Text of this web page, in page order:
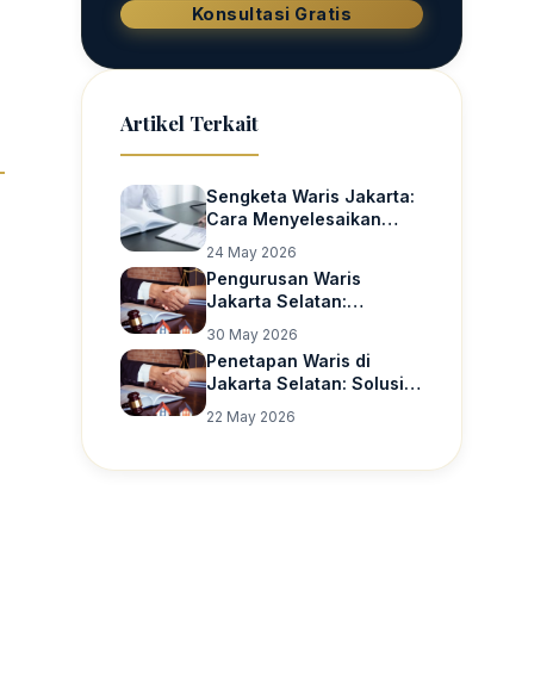
Konsultasi Gratis
Artikel Terkait
Sengketa Waris Jakarta:
Cara Menyelesaikan
Warisan Secara Hukum
24 May 2026
Pengurusan Waris
Jakarta Selatan:
Harta Warisan Secara
Hukum
30 May 2026
Penetapan Waris di
Jakarta Selatan: Solusi
Hak Ahli Waris
22 May 2026